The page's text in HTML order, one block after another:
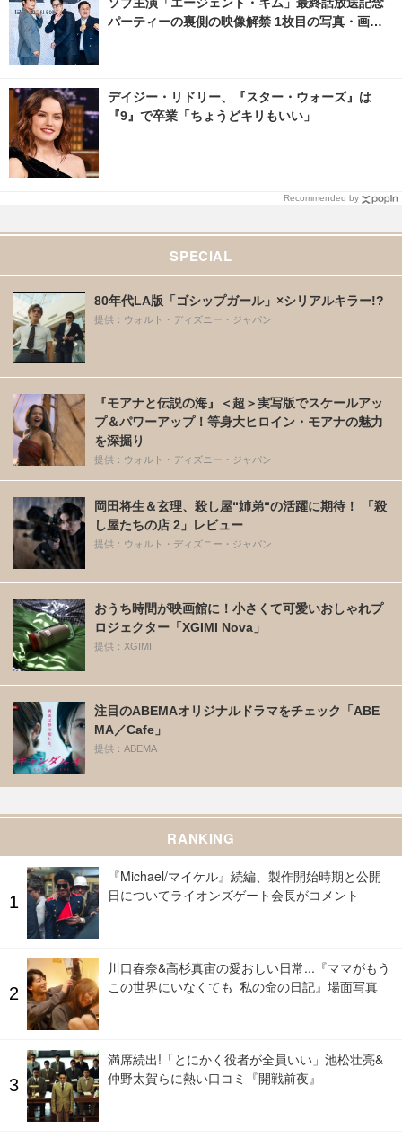
パーティーの裏側の映像解禁 1枚目の写真・画像 |
デイジー・リドリー、『スター・ウォーズ』は
『9』で卒業「ちょうどキリもいい」
Recommended by
SPECIAL
80年代LA版「ゴシップガール」×シリアルキラー!?
提供：ウォルト・ディズニー・ジャパン
『モアナと伝説の海』＜超＞実写版でスケールアッ
プ＆パワーアップ！等身大ヒロイン・モアナの魅力
を深掘り
提供：ウォルト・ディズニー・ジャパン
岡田将生＆玄理、殺し屋“姉弟“の活躍に期待！ 「殺
し屋たちの店 2」レビュー
提供：ウォルト・ディズニー・ジャパン
おうち時間が映画館に！小さくて可愛いおしゃれプ
ロジェクター「XGIMI Nova」
提供：XGIMI
注目のABEMAオリジナルドラマをチェック「ABE
MA／Cafe」
提供：ABEMA
RANKING
『Michael/マイケル』続編、製作開始時期と公開
日についてライオンズゲート会長がコメント
川口春奈&高杉真宙の愛おしい日常...『ママがもう
この世界にいなくても 私の命の日記』場面写真
満席続出!「とにかく役者が全員いい」池松壮亮&
仲野太賀らに熱い口コミ『開戦前夜』